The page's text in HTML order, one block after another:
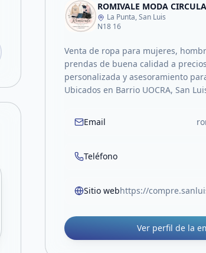
ROMIVALE MODA
La Punta, San Luis
N18 16
Venta de ropa para mujeres,
prendas de buena calidad a
personalizada y asesoramiento
Ubicados en Barrio UOCRA, San
Email
Teléfono
Sitio web
Ver perfil de la